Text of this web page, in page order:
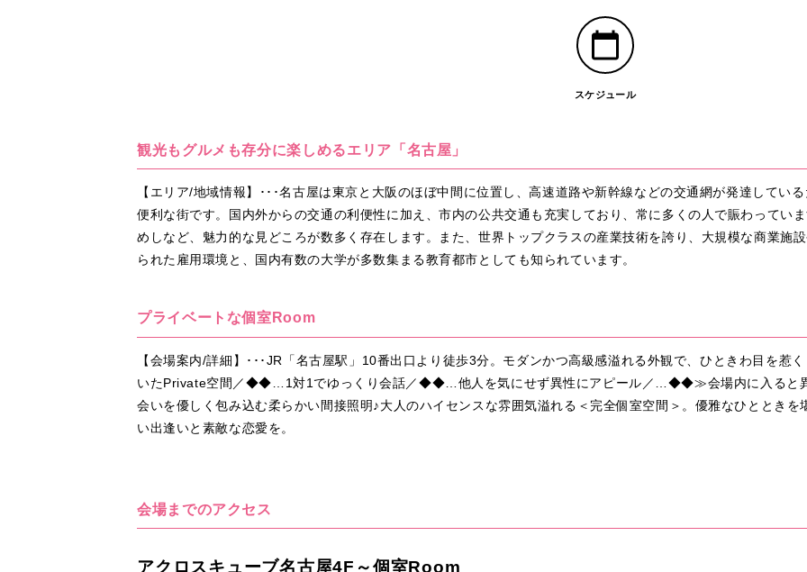
スケジュール
観光もグルメも存分に楽しめるエリア「名古屋」
【エリア/地域情報】･･･名古屋は東京と大阪のほぼ中間に位置し、高速道路や新幹線などの交通網が発達してい
便利な街です。国内外からの交通の利便性に加え、市内の公共交通も充実しており、常に多くの人で賑わってい
めしなど、魅力的な見どころが数多く存在します。また、世界トップクラスの産業技術を誇り、大規模な商業施
られた雇用環境と、国内有数の大学が多数集まる教育都市としても知られています。
プライベートな個室Room
【会場案内/詳細】･･･JR「名古屋駅」10番出口より徒歩3分。モダンかつ高級感溢れる外観で、ひときわ目を
いたPrivate空間／◆◆…1対1でゆっくり会話／◆◆…他人を気にせず異性にアピール／…◆◆≫会場内に入ると異
会いを優しく包み込む柔らかい間接照明♪大人のハイセンスな雰囲気溢れる＜完全個室空間＞。優雅なひととき
い出逢いと素敵な恋愛を。
会場までのアクセス
アクロスキューブ名古屋4F～個室Room